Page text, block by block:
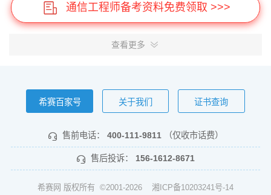
通信工程师备考资料免费领取 >>>
查看更多
希赛百家号 关于我们 证书查询
售前电话： 400-111-9811 （仅收市话费）
售后投诉： 156-1612-8671
希赛网 版权所有 ©2001-2026 湘ICP备10203241号-14